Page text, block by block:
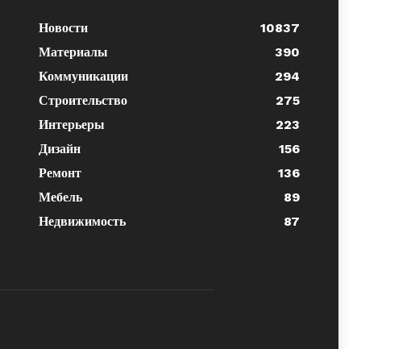
Новости
10837
Материалы
390
Коммуникации
294
Строительство
275
Интерьеры
223
Дизайн
156
Ремонт
136
Мебель
89
Недвижимость
87